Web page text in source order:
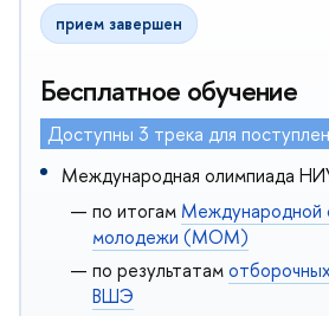
прием завершен
Бесплатное обучение
Доступны 3 трека для
Международная олимпиада
по итогам Международной
молодежи (МОМ)
по результатам
ВШЭ